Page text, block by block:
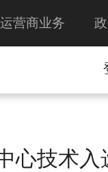
运营商业务
心技术入